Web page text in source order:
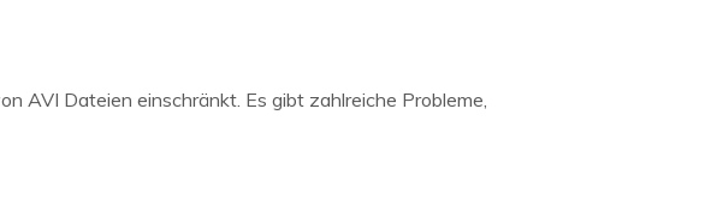
AVI Dateien einschränkt. Es gibt zahlreiche Probleme,